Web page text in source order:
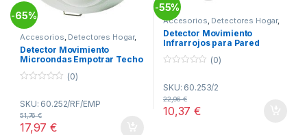
-65%
Accesorios, Detectores Hogar,
Hogar
Detector Movimiento
Microondas Empotrar Techo
u
t
o
f
(0)
SKU: 60.252/RF/EMP
17,97€
51,76€
-55%
Accesorios, Detectores Hogar,
Hogar
Detector Movimiento
Infrarrojos para Pared
u
t
o
f
(0)
SKU: 60.253/2
10,37€
22,96€